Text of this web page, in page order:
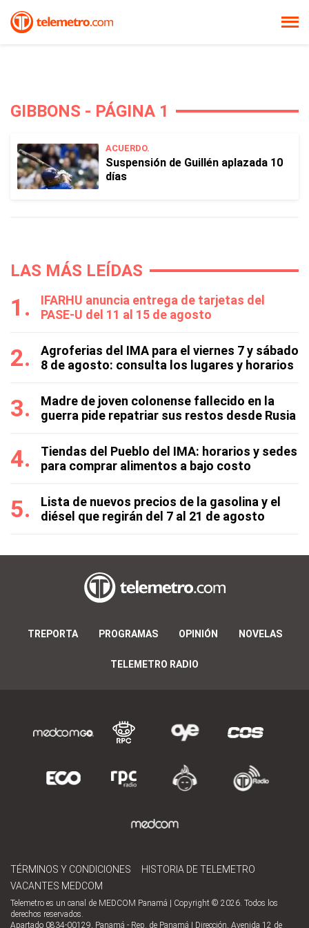
GIBBONS - PÁGINA 1
ACUERDO.
Suspensión de Guillén aplazada 10
días
LAS MÁS LEÍDAS
IFARHU anuncia entrega de tarjetas del
PASE-U del 11 al 15 de agosto
Agroferias del IMA para el viernes 7 y sábado
8 de agosto: consulta los lugares y horarios
Madre de joven colonense fallecido en la
guerra pide repatriar sus restos desde Rusia
Tiendas del Pueblo del IMA: horarios y sedes
para comprar alimentos a bajo costo
Lista de nuevos precios de la gasolina y el
diésel que regirán del 7 al 21 de agosto
TREPORTA PROGRAMAS OPINIÓN NOVELAS
TELEMETRO RADIO
TÉRMINOS Y CONDICIONES
HISTORIA DE TELEMETRO
VACANTES MEDCOM
Telemetro es un canal de MEDCOM Panamá | Copyright © 2026. Todos los
derechos reservados.
Apartado 0834-00129, Panamá - Rep. de Panamá | Dirección, Avenida 12 de